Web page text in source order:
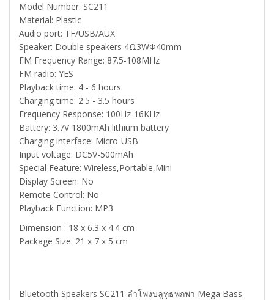
Model Number: SC211
Material: Plastic
Audio port: TF/USB/AUX
Speaker: Double speakers 4Ω3WΦ40mm
FM Frequency Range: 87.5-108MHz
FM radio: YES
Playback time: 4 - 6 hours
Charging time: 2.5 - 3.5 hours
Frequency Response: 100Hz-16KHz
Battery: 3.7V 1800mAh lithium battery
Charging interface: Micro-USB
Input voltage: DC5V-500mAh
Special Feature: Wireless,Portable,Mini
Display Screen: No
Remote Control: No
Playback Function: MP3
Dimension : 18 x 6.3 x 4.4 cm
Package Size: 21 x 7 x 5 cm
Bluetooth Speakers SC211 ลำโพงบลูทูธพกพา Mega Bass